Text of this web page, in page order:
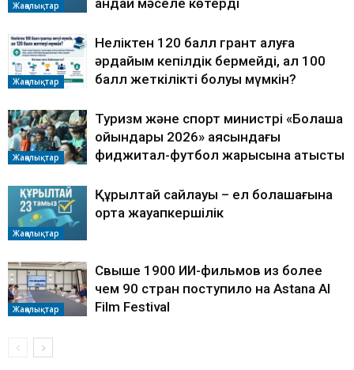
Жаңалықтар
Жаңалықтар
Неліктен 120 балл грант алуға
әрдайым кепілдік бермейді, ал 100
балл жеткілікті болуы мүмкін?
Жаңалықтар
Туризм және спорт министрі «Болашақ
ойындары 2026» аясындағы
фиджитал-футбол жарысына қатысты
Жаңалықтар
Құрылтай сайлауы – ел болашағына
ортақ жауапкершілік
Жаңалықтар
Свыше 1900 ИИ-фильмов из более
чем 90 стран поступило на Astana AI
Film Festival